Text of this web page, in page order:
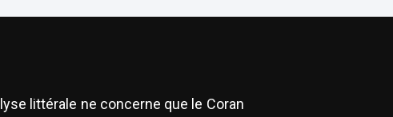
littérale ne concerne que le Coran